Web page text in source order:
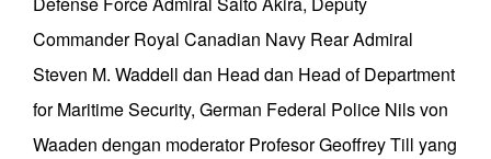
Commander Royal Canadian Navy Rear Admiral
Steven M. Waddell dan Head dan Head of Department
for Maritime Security, German Federal Police Nils von
Waaden dengan moderator Profesor Geoffrey Till yang